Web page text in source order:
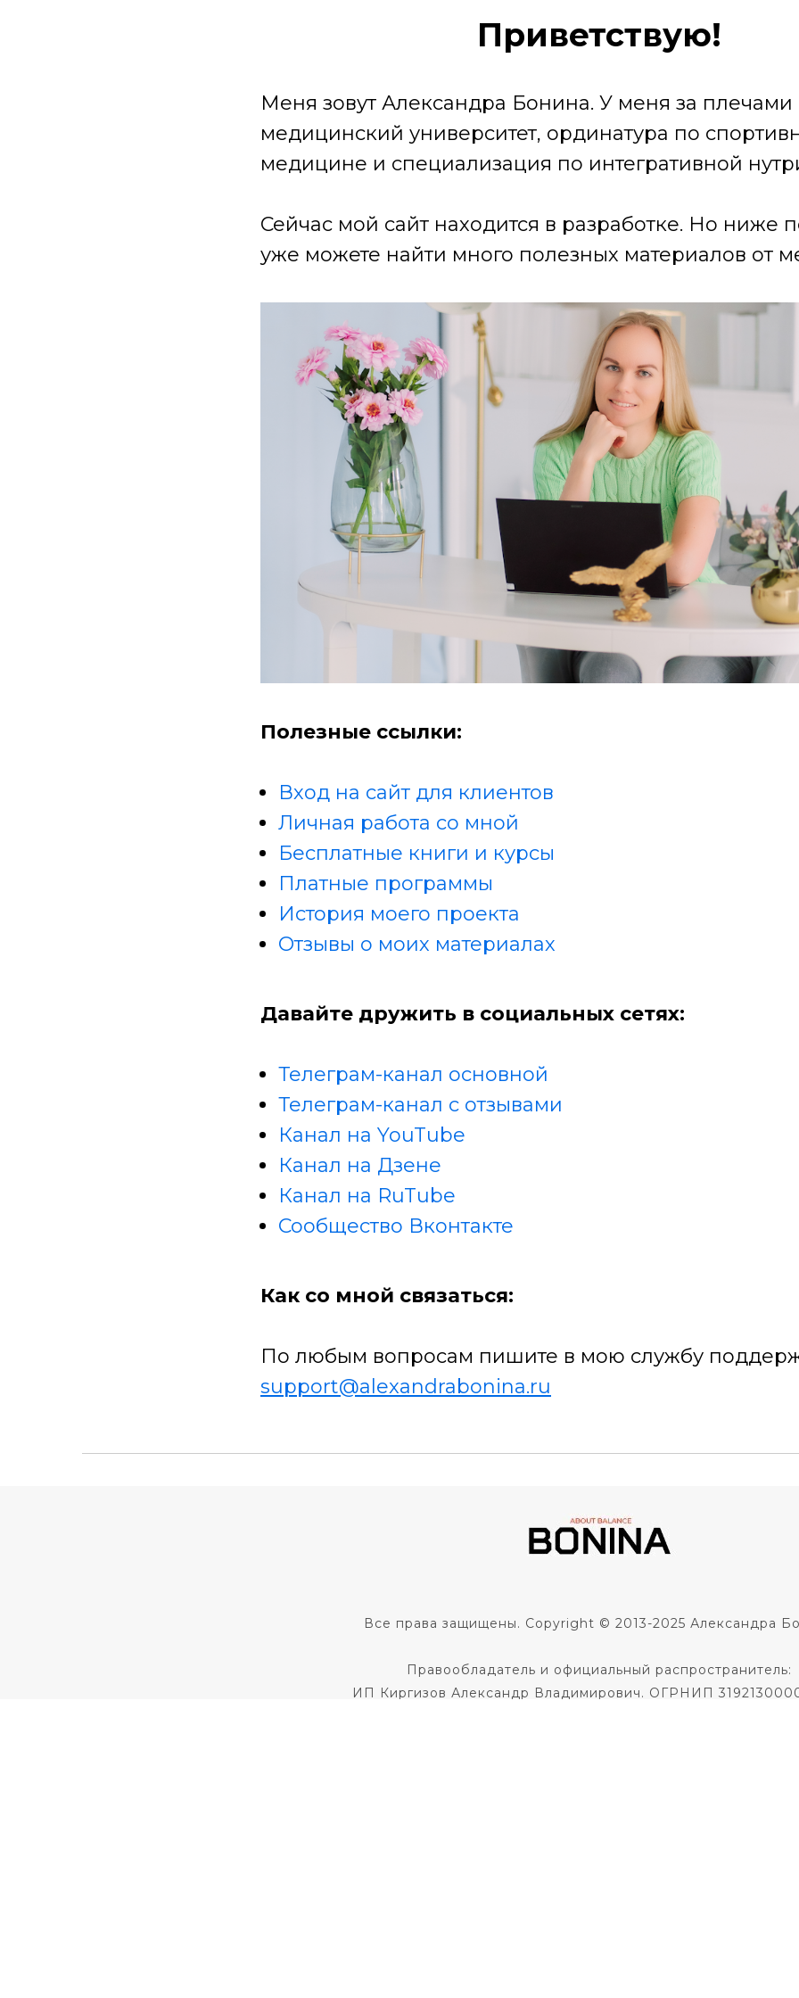
Приветствую!
Меня зовут Александра Бонина. У меня за плечами
медицинский университет, ординатура по
медицине и специализация по интегративной
Сейчас мой сайт находится в разработке. Но ниже
уже можете найти много полезных материалов от
Полезные ссылки:
Вход на сайт для клиентов
Личная работа со мной
Бесплатные книги и курсы
Платные программы
История моего проекта
Отзывы о моих материалах
Давайте дружить в социальных сетях:
Телеграм-канал основной
Телеграм-канал с отзывами
Канал на YouTube
Канал на Дзене
Канал на RuTube
Сообщество Вконтакте
Как со мной связаться:
По любым вопросам пишите в мою службу
support@alexandrabonina.ru
Все права защищены. Copyright © 2013-2025 Александра
Правообладатель и официальный распространитель:
ИП Киргизов Александр Владимирович. ОГРНИП